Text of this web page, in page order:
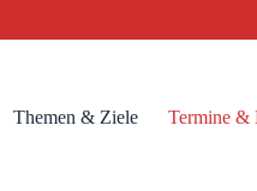
Themen & Ziele Termine &